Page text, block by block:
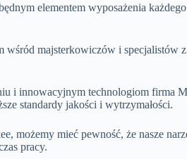
elementem wyposażenia
wśród majsterkowiczów i specjalistów
i innowacyjnym technologiom firma
standardy jakości i wytrzymałości.
możemy mieć pewność, że nasze
pracy.